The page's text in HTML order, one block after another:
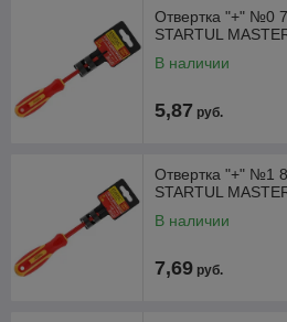
Отвертка "+" №0
STARTUL
В наличии
5,87 руб.
Отвертка "+" №1
STARTUL
В наличии
7,69 руб.